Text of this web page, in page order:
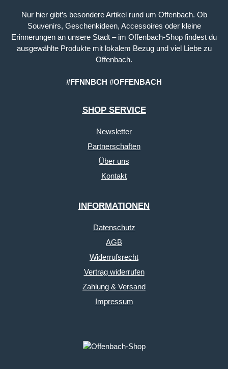
Nur hier gibt’s besondere Artikel rund um Offenbach. Ob
Souvenirs, Geschenkideen, Accessoires oder kleine
Erinnerungen an unsere Stadt – im Offenbach-Shop findest du
ausgewählte Produkte mit lokalem Bezug und viel Liebe zu
Offenbach.
#FFNNBCH #OFFENBACH
SHOP SERVICE
Newsletter
Partnerschaften
Über uns
Kontakt
INFORMATIONEN
Datenschutz
AGB
Widerrufsrecht
Vertrag widerrufen
Zahlung & Versand
Impressum